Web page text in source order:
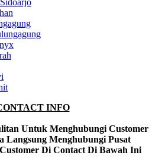
INFO
Untuk Menghubungi Customer
Langsung Menghubungi Pusat
Di Contact Di Bawah Ini